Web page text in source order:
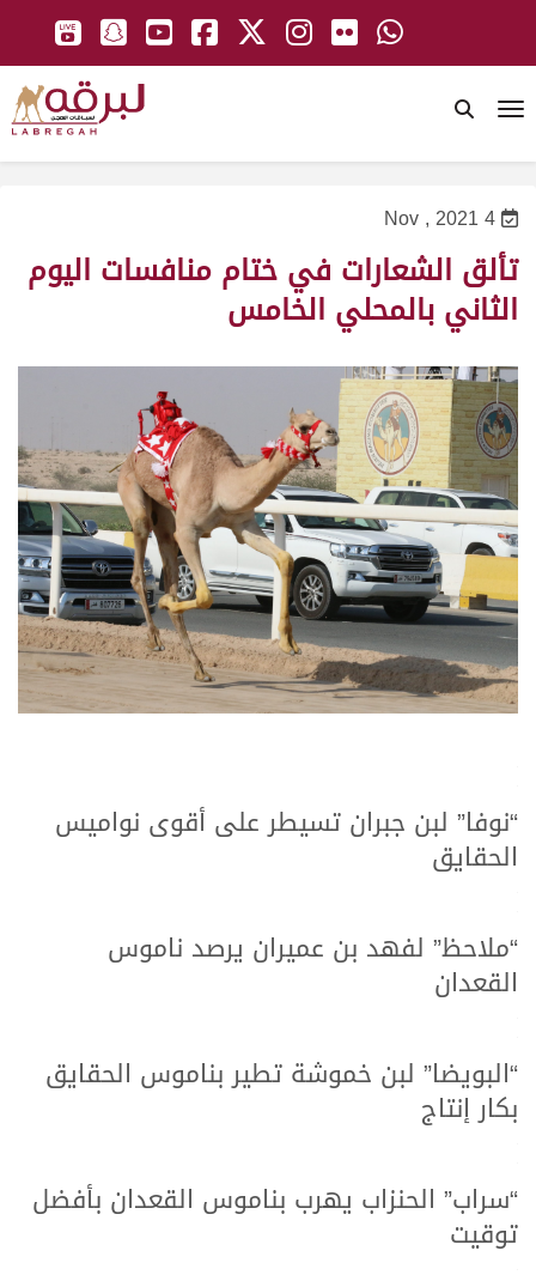
4 Nov , 2021
تألق الشعارات في ختام منافسات اليوم
الثاني بالمحلي الخامس
“نوفا” لبن جبران تسيطر على أقوى نواميس
الحقايق
“ملاحظ” لفهد بن عميران يرصد ناموس
القعدان
“البويضا” لبن خموشة تطير بناموس الحقايق
بكار إنتاج
“سراب” الحنزاب يهرب بناموس القعدان بأفضل
توقيت